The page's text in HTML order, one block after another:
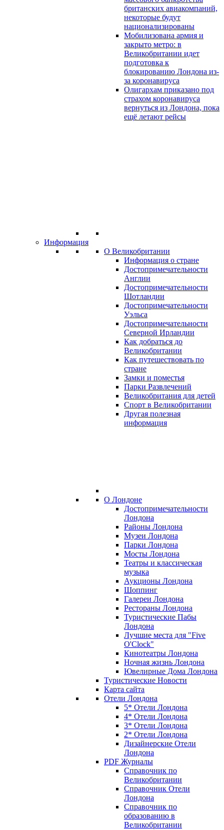
британских авиакомпаний,
некоторые будут
национализированы
Мобилизована армия и
закрыто метро: в
Великобритании идет
подготовка к
блокированию Лондона из-
за коронавируса
Олигархам приказано под
страхом коронавируса
вернуться из Лондона, пока
ещё летают рейсы
Информация
О Великобритании
Информация о стране
Достопримечательности
Англии
Достопримечательности
Шотландии
Достопримечательности
Уэльса
Достопримечательности
Северной Ирландии
Как добраться до
Великобритании
Как путешествовать по
стране
Замки и поместья
Парки Развлечений
Великобритания для детей
Спорт в Великобритании
Другая полезная
информация
О Лондоне
Достопримечательности
Лондона
Районы Лондона
Музеи Лондона
Парки Лондона
Мосты Лондона
Театры и классическая
музыка
Аукционы Лондона
Шоппинг
Галереи Лондона
Рестораны Лондона
Туристические Пабы
Лондона
Лучшие места для "Five
O'Clock"
Кинотеатры Лондона
Ночная жизнь Лондона
Ювелирные Дома Лондона
Туристические Новости
Карта сайта
Отели Лондона
5* Отели Лондона
4* Отели Лондона
3* Отели Лондона
2* Отели Лондона
Дизайнерские Отели
Лондона
PDF Журналы
Справочник по
Великобритании
Справочник Отели
Лондона
Справочник по
образованию в
Великобритании